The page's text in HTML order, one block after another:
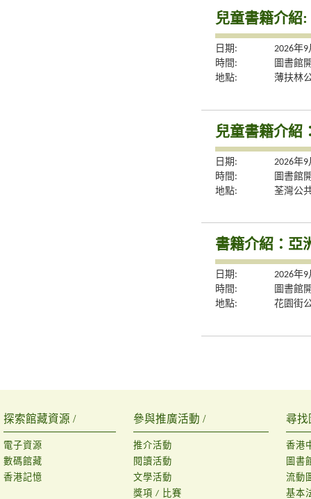
兒童書籍介紹
日期:
2026年
時間:
圖書館
地點:
薄扶林
兒童書籍介紹
日期:
2026年
時間:
圖書館
地點:
荃灣公
書籍介紹：亞
日期:
2026年
時間:
圖書館
地點:
花園街
探索館藏資源 /
電子資源
數碼館藏
香港記憶
參與推廣活動 /
推介活動
閱讀活動
文學活動
獎項 / 比賽
尋找
香港
圖書
流動
基本